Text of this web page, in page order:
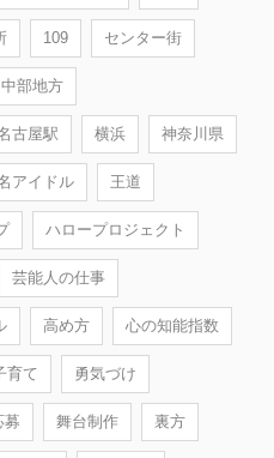
109 センター街
中部地方
古屋駅 横浜 神奈川県
アイドル 王道
ハロープロジェクト
芸能人の仕事
高め方 心の知能指数
育て 勇気づけ
募 舞台制作 裏方